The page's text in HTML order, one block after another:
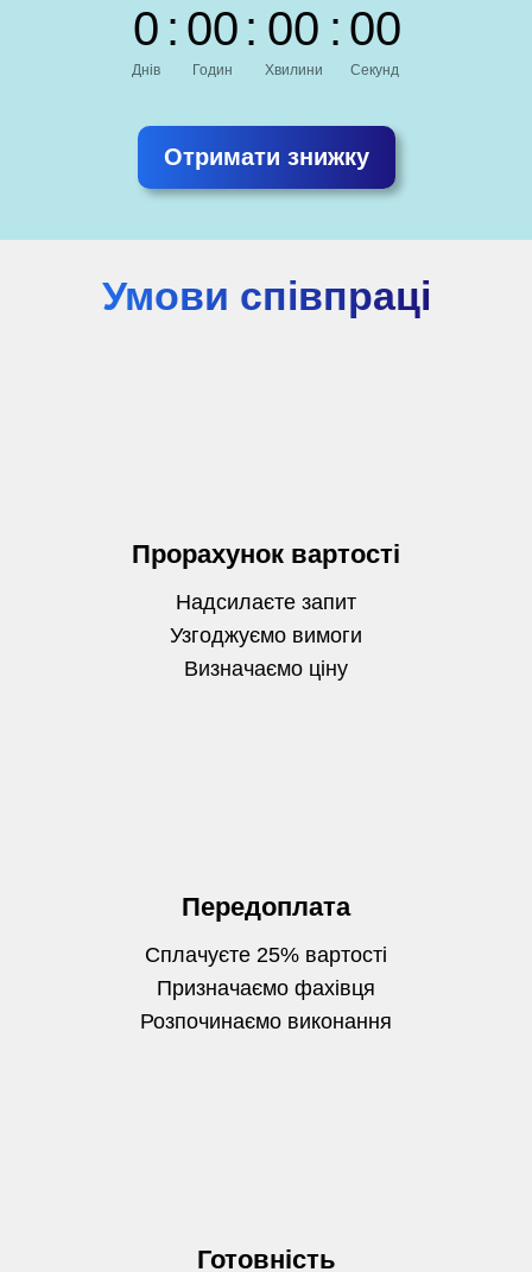
0
Днів
: 00
Годин
: 00
Хвилини
: 00
Секунд
Отримати знижку
Умови співпраці
Прорахунок вартості
Надсилаєте запит
Узгоджуємо вимоги
Визначаємо ціну
Передоплата
Сплачуєте 25% вартості
Призначаємо фахівця
Розпочинаємо виконання
Готовність